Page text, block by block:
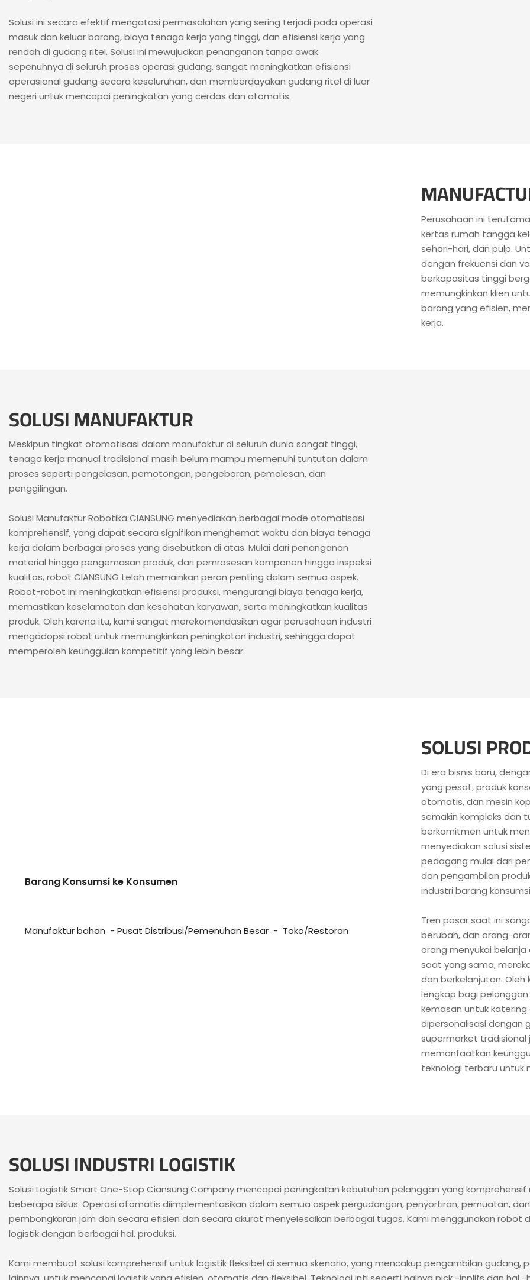
Solusi ini secara efektif mengatasi permasalahan yang sering terjadi pada operasi
masuk dan keluar barang, biaya tenaga kerja yang tinggi, dan efisiensi kerja yang
rendah di gudang ritel. Solusi ini mewujudkan penanganan tanpa awak
sepenuhnya di seluruh proses operasi gudang, sangat meningkatkan efisiensi
operasional gudang secara keseluruhan, dan memberdayakan gudang ritel di luar
negeri untuk mencapai peningkatan yang cerdas dan otomatis.
Perusahaan ini
kertas rumah tangga
sehari-hari, dan pulp.
dengan frekuensi dan
berkapasitas tinggi
memungkinkan klien
barang yang efisien,
kerja.
SOLUSI MANUFAKTUR
Meskipun tingkat otomatisasi dalam manufaktur di seluruh dunia sangat tinggi,
tenaga kerja manual tradisional masih belum mampu memenuhi tuntutan dalam
proses seperti pengelasan, pemotongan, pengeboran, pemolesan, dan
penggilingan.
Solusi Manufaktur Robotika CIANSUNG menyediakan berbagai mode otomatisasi
komprehensif, yang dapat secara signifikan menghemat waktu dan biaya tenaga
kerja dalam berbagai proses yang disebutkan di atas. Mulai dari penanganan
material hingga pengemasan produk, dari pemrosesan komponen hingga inspeksi
kualitas, robot CIANSUNG telah memainkan peran penting dalam semua aspek.
Robot-robot ini meningkatkan efisiensi produksi, mengurangi biaya tenaga kerja,
memastikan keselamatan dan kesehatan karyawan, serta meningkatkan kualitas
produk. Oleh karena itu, kami sangat merekomendasikan agar perusahaan industri
mengadopsi robot untuk memungkinkan peningkatan industri, sehingga dapat
memperoleh keunggulan kompetitif yang lebih besar.
Barang Konsumsi ke Konsumen
Manufaktur bahan - Pusat Distribusi/Pemenuhan Besar - Toko/Restoran
SOLUSI
Di era bisnis baru,
yang pesat, produk
otomatis, dan mesin
semakin kompleks dan
berkomitmen untuk
menyediakan solusi
pedagang mulai dari
dan pengambilan
industri barang
Tren pasar saat ini
berubah, dan orang-
orang menyukai
saat yang sama,
dan berkelanjutan. Oleh
lengkap bagi
kemasan untuk
dipersonalisasi dengan
supermarket
memanfaatkan
teknologi terbaru untuk
SOLUSI INDUSTRI LOGISTIK
Solusi Logistik Smart One-Stop Ciansung Company mencapai peningkatan kebutuhan pelanggan yang
beberapa siklus. Operasi otomatis diimplementasikan dalam semua aspek pergudangan, penyortiran, pemuatan,
pembongkaran jam dan secara efisien dan secara akurat menyelesaikan berbagai tugas. Kami menggunakan robot
logistik dengan berbagai hal. produksi.
Kami membuat solusi komprehensif untuk logistik fleksibel di semua skenario, yang mencakup pengambilan